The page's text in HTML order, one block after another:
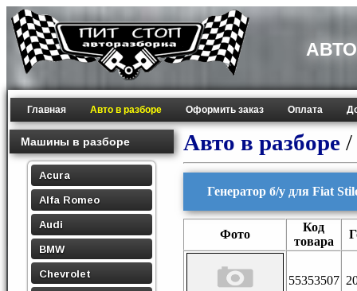
Главная Авто в разборе Оформить заказ Оплата
Машины в разборе
Acura
Alfa Romeo
Audi
BMW
Chevrolet
Авто в разборе /
Генератор б/у для Fiat
Фото
Код
товара
55353507